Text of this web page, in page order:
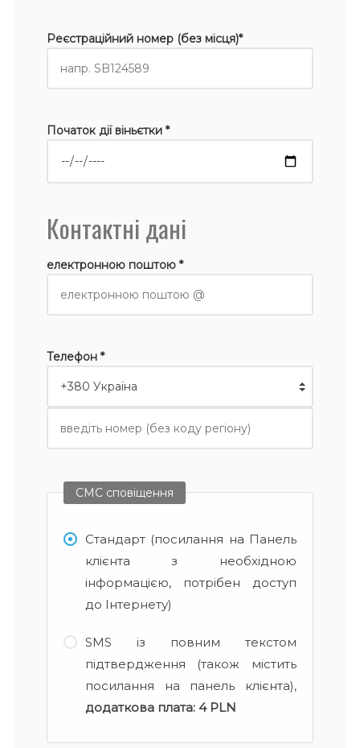
Реєстраційний номер (без місця)*
Початок дії віньєтки *
Контактні дані
електронною поштою *
Телефон *
СМС сповіщення
Стандарт (посилання на Панель
клієнта з необхідною
інформацією, потрібен доступ
до Інтернету)
SMS із повним текстом
підтвердження (також містить
посилання на панель клієнта),
додаткова плата: 4 PLN